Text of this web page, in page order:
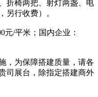
折椅两把、射灯两盏、电
另行收费）。
/平米；国内企业：
为保障搭建质量，请各
司展台，除指定搭建商外